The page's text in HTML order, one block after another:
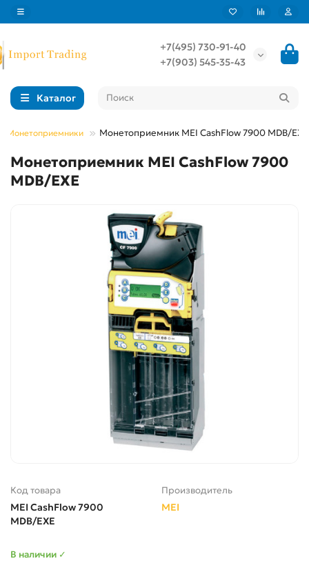
+7(495) 730-91-40
+7(903) 545-35-43
Каталог
Монетоприемники Монетоприемник MEI CashFlow 7900 MDB/EXE
Монетоприемник MEI CashFlow 7900
MDB/EXE
Код товара
MEI CashFlow 7900
MDB/EXE
Производитель
MEI
В наличии ✓